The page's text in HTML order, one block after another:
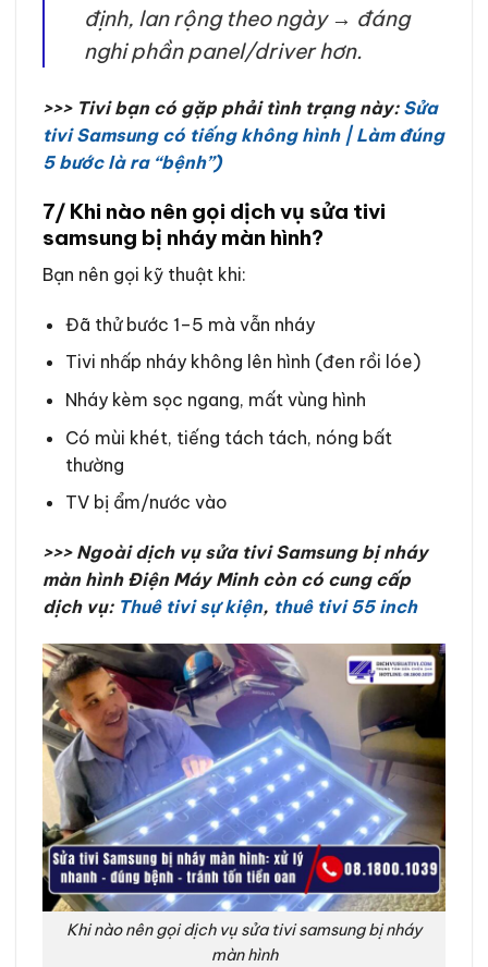
định, lan rộng theo ngày → đáng
nghi phần panel/driver hơn.
>>> Tivi bạn có gặp phải tình trạng này: Sửa
tivi Samsung có tiếng không hình | Làm đúng
5 bước là ra “bệnh”)
7/ Khi nào nên gọi dịch vụ sửa tivi
samsung bị nháy màn hình?
Bạn nên gọi kỹ thuật khi:
Đã thử bước 1–5 mà vẫn nháy
Tivi nhấp nháy không lên hình (đen rồi lóe)
Nháy kèm sọc ngang, mất vùng hình
Có mùi khét, tiếng tách tách, nóng bất
thường
TV bị ẩm/nước vào
>>> Ngoài dịch vụ sửa tivi Samsung bị nháy
màn hình Điện Máy Minh còn có cung cấp
dịch vụ: Thuê tivi sự kiện, thuê tivi 55 inch
Khi nào nên gọi dịch vụ sửa tivi samsung bị nháy
màn hình